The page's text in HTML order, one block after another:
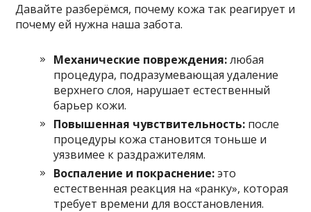
Давайте разберёмся, почему кожа так реагирует и
почему ей нужна наша забота.
Механические повреждения:любая
процедура, подразумевающая удаление
верхнего слоя, нарушает естественный
барьер кожи.
Повышенная чувствительность: после
процедуры кожа становится тоньше и
уязвимее к раздражителям.
Воспаление и покраснение:это
естественная реакция на «ранку», которая
требует времени для восстановления.